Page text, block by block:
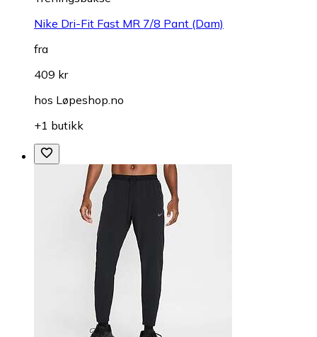
Nike Dri-Fit Fast MR 7/8 Pant (Dam)
fra
409 kr
hos Løpeshop.no
+1 butikk